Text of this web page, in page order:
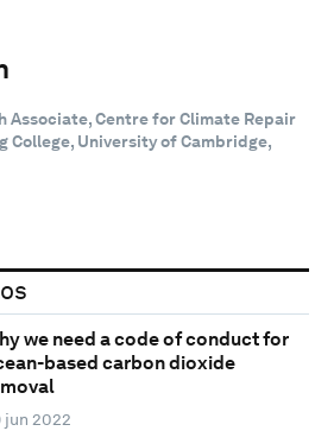
Associate, Centre for Climate Repair
College, University of Cambridge,
we need a code of conduct for
based carbon dioxide
jun 2022